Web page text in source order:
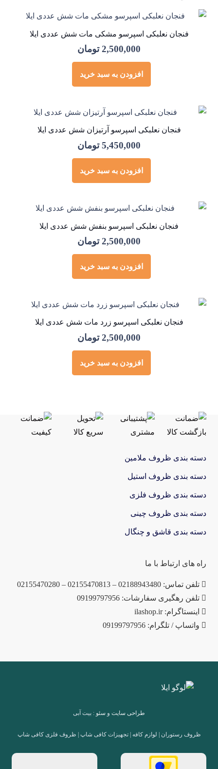
فنجان نعلبکی اسپرسو مشکی مات شش عددی ایلا
2,500,000 تومان
افزودن به سبد خرید
فنجان نعلبکی اسپرسو آرتیزان شش عددی ایلا
5,450,000 تومان
افزودن به سبد خرید
فنجان نعلبکی اسپرسو بنفش شش عددی ایلا
2,500,000 تومان
افزودن به سبد خرید
فنجان نعلبکی اسپرسو زرد مات شش عددی ایلا
2,500,000 تومان
افزودن به سبد خرید
دسته بندی ظروف ملامین
دسته بندی ظروف استیل
دسته بندی ظروف فلزی
دسته بندی ظروف چینی
دسته بندی قاشق و چنگال
راه های ارتباط با ما
تلفن تماس: 02188943480 – 02155470813 – 02155470280
تلفن رهگیری سفارشات: 09199797956
اینستاگرام: ilashop.ir
واتساپ / تلگرام: 09199797956
طراحی سایت و سئو : بیت آبی
ظروف رستوران | لوازم کافه | تجهیزات کافی شاپ | ظروف فلزی کافی شاپ